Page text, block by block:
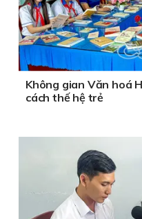
Không gian Văn hoá
cách thế hệ trẻ